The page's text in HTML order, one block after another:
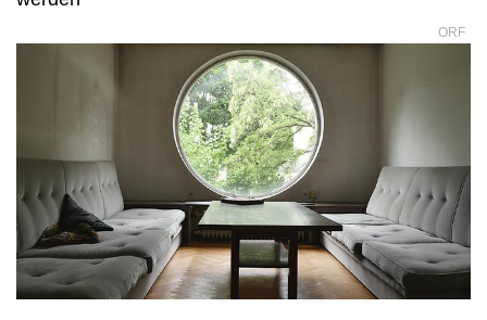
ORF